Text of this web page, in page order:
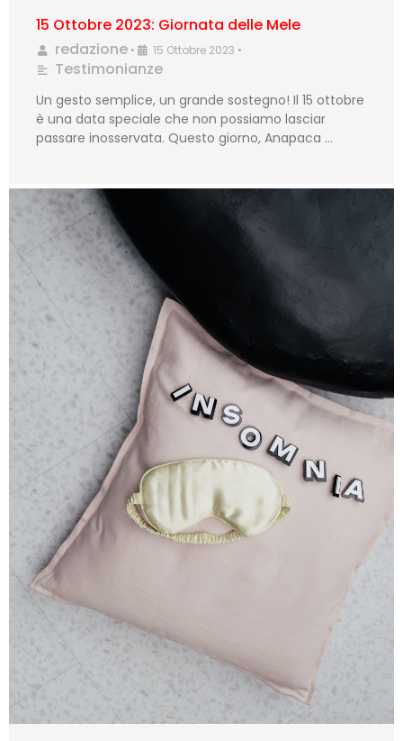
15 Ottobre 2023: Giornata delle Mele
redazione • 15 Ottobre 2023 •
Testimonianze
Un gesto semplice, un grande sostegno! Il 15 ottobre
è una data speciale che non possiamo lasciar
passare inosservata. Questo giorno, Anapaca …